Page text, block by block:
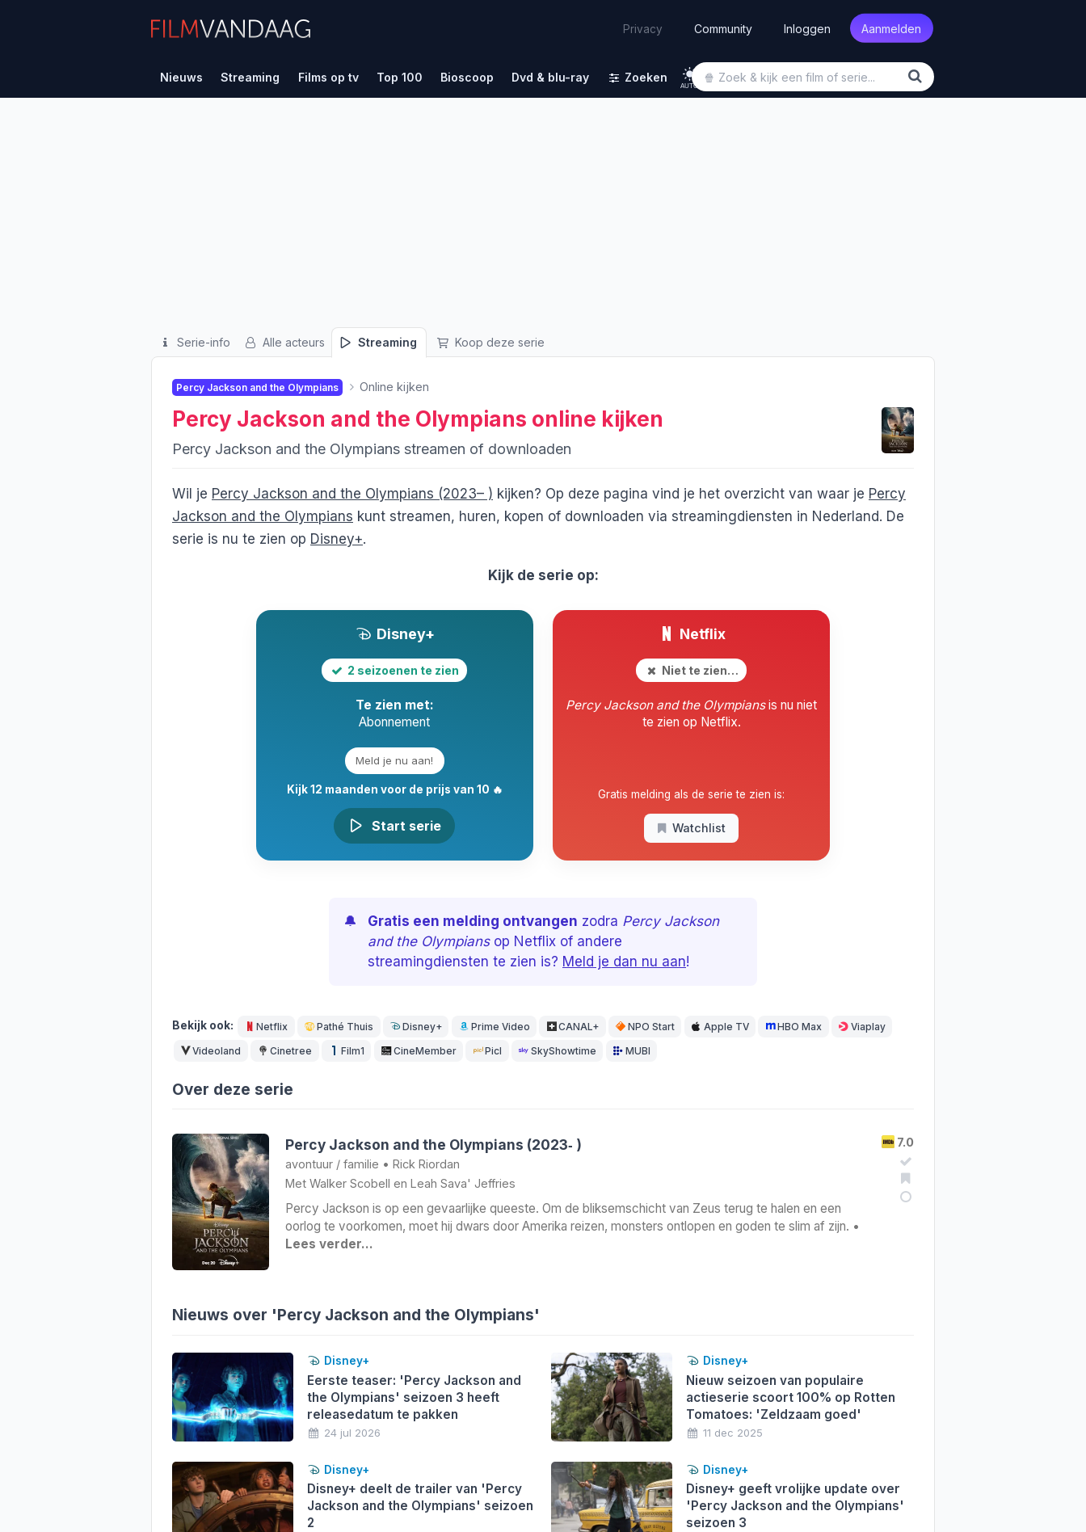
Privacy Community Inloggen Aanmelden
Nieuws Streaming Films op tv Top 100 Bioscoop Dvd & blu-ray Zoeken
AUTO
Serie-info Alle acteurs Streaming Koop deze serie
Percy Jackson and the Olympians Online kijken
Percy Jackson and the Olympians online kijken
Percy Jackson and the Olympians streamen of downloaden
Wil je Percy Jackson and the Olympians (2023– ) kijken? Op deze pagina vind je het overzicht van waar je Percy
Jackson and the Olympians kunt streamen, huren, kopen of downloaden via streamingdiensten in Nederland. De
serie is nu te zien op Disney+.
Kijk de serie op:
Disney+
2 seizoenen te zien
Te zien met:
Abonnement
Meld je nu aan!
Kijk 12 maanden voor de prijs van 10 🔥
Start serie
Netflix
Niet te zien…
Percy Jackson and the Olympiansis nu niet
te zien op Netflix.
Gratis melding als de serie te zien is:
Watchlist
🔔 Gratis een melding ontvangen zodra Percy Jackson
and the Olympiansop Netflix of andere
streamingdiensten te zien is? Meld je dan nu aan!
Bekijk ook: Netflix Pathé Thuis Disney+ Prime Video CANAL+ NPO Start Apple TV HBO Max Viaplay
Videoland Cinetree Film1 CineMember Picl SkyShowtime MUBI
Over deze serie
7.0
Percy Jackson and the Olympians (2023‑ )
avontuur / familie • Rick Riordan
Met Walker Scobell en Leah Sava' Jeffries
Percy Jackson is op een gevaarlijke queeste. Om de bliksemschicht van Zeus terug te halen en een
oorlog te voorkomen, moet hij dwars door Amerika reizen, monsters ontlopen en goden te slim af zijn. •
Lees verder…
Nieuws over 'Percy Jackson and the Olympians'
Disney+
Eerste teaser: 'Percy Jackson and
the Olympians' seizoen 3 heeft
releasedatum te pakken
24 jul 2026
Disney+
Nieuw seizoen van populaire
actieserie scoort 100% op Rotten
Tomatoes: 'Zeldzaam goed'
11 dec 2025
Disney+
Disney+ deelt de trailer van 'Percy
Jackson and the Olympians' seizoen
2
Disney+
Disney+ geeft vrolijke update over
'Percy Jackson and the Olympians'
seizoen 3